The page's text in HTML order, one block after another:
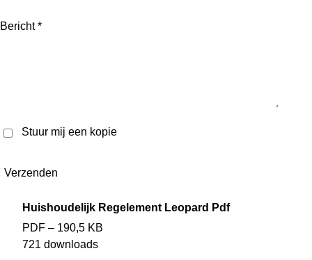
Bericht *
Stuur mij een kopie
Verzenden
Huishoudelijk Regelement Leopard Pdf
PDF – 190,5 KB
721 downloads